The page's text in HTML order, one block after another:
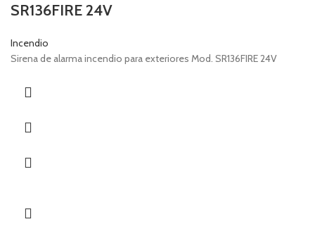
SR136FIRE 24V
Incendio
Sirena de alarma incendio para exteriores Mod. SR136FIRE 24V